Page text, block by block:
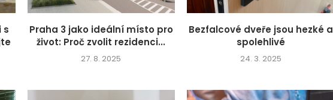
s
Praha 3 jako ideální místo pro
život: Proč zvolit rezidenci...
27. 8. 2025
Bezfalcové dveře jsou hezké a
spolehlivé
24. 3. 2025